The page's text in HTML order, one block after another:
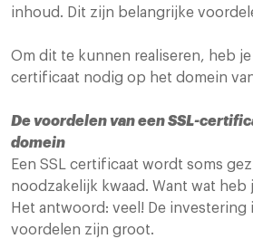
inhoud. Dit zijn belangrijke
Om dit te kunnen realiseren, heb je
certificaat nodig op het domein
De voordelen van een SSL-
domein
Een SSL certificaat wordt soms
noodzakelijk kwaad. Want wat heb
Het antwoord: veel! De investering
voordelen zijn groot.